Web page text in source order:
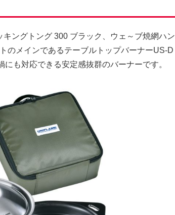
ングトング 300 ブラック、ウェ～ブ焼網ハン
のメインであるテーブルトップバーナーUS-D
も対応できる安定感抜群のバーナーです。